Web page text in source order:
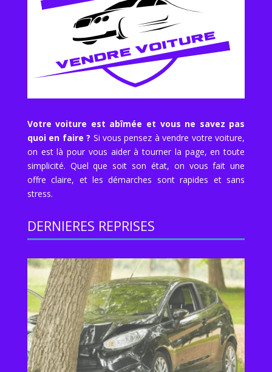
Votre voiture est abîmée et vous ne savez pas
quoi en faire ? Si vous pensez à vendre votre voiture,
on est là pour vous aider à tourner la page, en toute
simplicité. Quel que soit son état, on vous fait une
offre claire, et les démarches sont rapides et sans
stress.
DERNIERES REPRISES